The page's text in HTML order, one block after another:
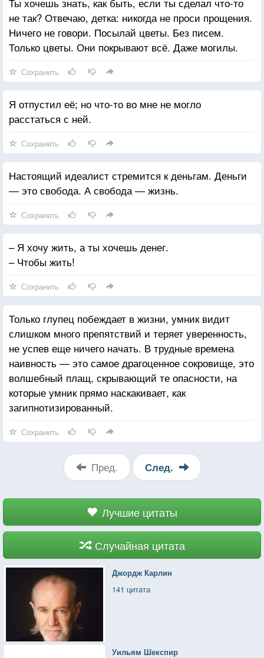
не так? Отвечаю, детка: никогда не проси прощения.
Ничего не говори. Посылай цветы. Без писем.
Только цветы. Они покрывают всё. Даже могилы.
Сохранить
Я отпустил её; но что-то во мне не могло
расстаться с ней.
Сохранить
Настоящий идеалист стремится к деньгам. Деньги
— это свобода. А свобода — жизнь.
Сохранить
– Я хочу жить, а ты хочешь денег.
– Чтобы жить!
Сохранить
Только глупец побеждает в жизни, умник видит
слишком много препятствий и теряет уверенность,
не успев еще ничего начать. В трудные времена
наивность — это самое драгоценное сокровище, это
волшебный плащ, скрывающий те опасности, на
которые умник прямо наскакивает, как
загипнотизированный.
Сохранить
Пред. След.
Лучшие цитаты
Случайная цитата
Джордж Карлин
141 цитата
Уильям Шекспир